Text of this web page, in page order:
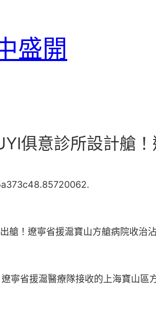
盛開
俱意診所設計艙
！遼寧省援滬寶山方艙病院收治
省援滬醫療隊接收的上海寶山區